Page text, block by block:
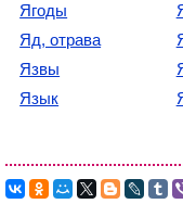
Ягоды
Яд, отрава
Язвы
Язык